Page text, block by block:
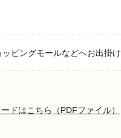
ピングモールなどへお出掛け